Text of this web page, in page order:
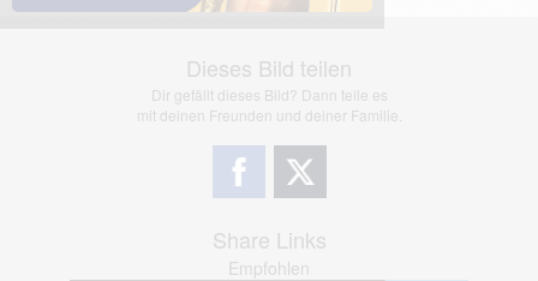
Dieses Bild teilen
Dir gefällt dieses Bild? Dann teile es
mit deinen Freunden und deiner Familie.
Share Links
Empfohlen